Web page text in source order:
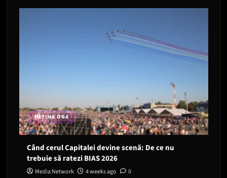
ULTIMA ORA
Când cerul Capitalei devine scenă: De ce nu
trebuie să ratezi BIAS 2026
Media Network 4 weeks ago 0